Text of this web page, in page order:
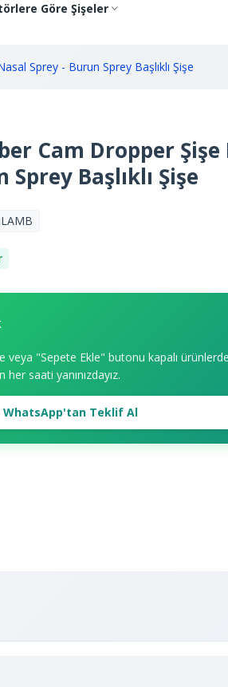
Göre Şişeler
Sprey - Burun Sprey Başlıklı Şişe
Cam Dropper Şişe
Başlıklı Şişe
veya "Sepete Ekle" butonu kapalı
saati yanınızdayız.
WhatsApp'tan Teklif Al